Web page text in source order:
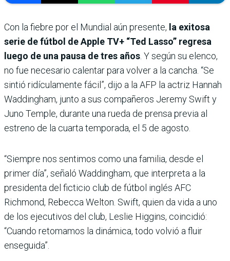
Con la fiebre por el Mundial aún presente, la exitosa
serie de fútbol de Apple TV+ “Ted Lasso” regresa
luego de una pausa de tres años. Y según su elenco,
no fue necesario calentar para volver a la cancha. “Se
sintió ridículamente fácil”, dijo a la AFP la actriz Hannah
Waddingham, junto a sus compañeros Jeremy Swift y
Juno Temple, durante una rueda de prensa previa al
estreno de la cuarta temporada, el 5 de agosto.
“Siempre nos sentimos como una familia, desde el
primer día”, señaló Waddingham, que interpreta a la
presidenta del ficticio club de fútbol inglés AFC
Richmond, Rebecca Welton. Swift, quien da vida a uno
de los ejecutivos del club, Leslie Higgins, coincidió:
“Cuando retomamos la dinámica, todo volvió a fluir
enseguida”.